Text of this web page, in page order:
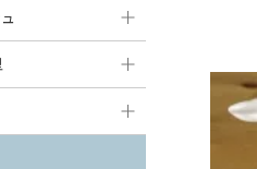
ター
スター